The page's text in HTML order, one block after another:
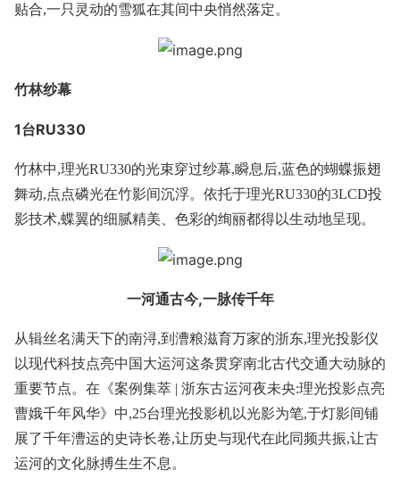
贴合,一只灵动的雪狐在其间中央悄然落定。
竹林纱幕
1台RU330
竹林中,理光RU330的光束穿过纱幕,瞬息后,蓝色的蝴蝶振翅
舞动,点点磷光在竹影间沉浮。依托于理光RU330的3LCD投
影技术,蝶翼的细腻精美、色彩的绚丽都得以生动地呈现。
一河通古今,一脉传千年
从辑丝名满天下的南浔,到漕粮滋育万家的浙东,理光投影仪
以现代科技点亮中国大运河这条贯穿南北古代交通大动脉的
重要节点。在《案例集萃 | 浙东古运河夜未央:理光投影点亮
曹娥千年风华》中,25台理光投影机以光影为笔,于灯影间铺
展了千年漕运的史诗长卷,让历史与现代在此同频共振,让古
运河的文化脉搏生生不息。